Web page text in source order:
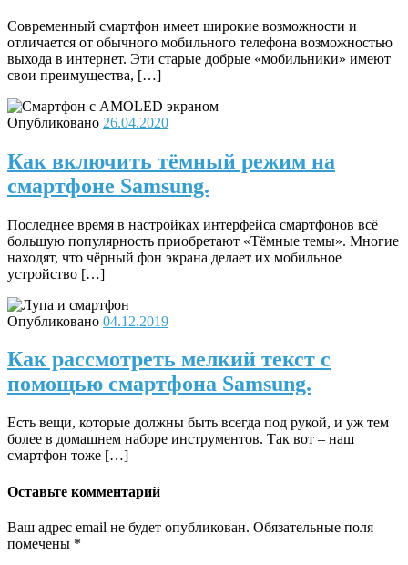
Современный смартфон имеет широкие возможности и
отличается от обычного мобильного телефона возможностью
выхода в интернет. Эти старые добрые «мобильники» имеют
свои преимущества, […]
Опубликовано 26.04.2020
Как включить тёмный режим на
смартфоне Samsung.
Последнее время в настройках интерфейса смартфонов всё
большую популярность приобретают «Тёмные темы». Многие
находят, что чёрный фон экрана делает их мобильное
устройство […]
Опубликовано 04.12.2019
Как рассмотреть мелкий текст с
помощью смартфона Samsung.
Есть вещи, которые должны быть всегда под рукой, и уж тем
более в домашнем наборе инструментов. Так вот – наш
смартфон тоже […]
Оставьте комментарий
Ваш адрес email не будет опубликован. Обязательные поля
помечены *